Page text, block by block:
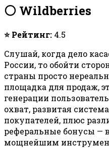
⚪ Wildberries
⭐ Рейтинг: 4.5
Слушай, когда дело
России, то обойти
страны просто
площадка для продаж,
генерации
охват, развитая
покупателей, плюс
реферальные бонусы —
мощнейшим